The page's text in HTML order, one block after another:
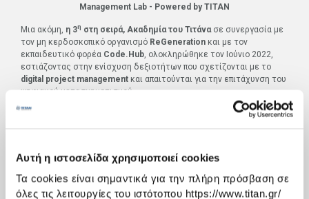
Αυτή η ιστοσελίδα χρησιμοποιεί cookies
Τα cookies είναι σημαντικά για την πλήρη πρόσβαση σε
όλες τις λειτουργίες του ιστότοπου https://www.titan.gr/
Management Lab - Powered by TITAN
Μια ακόμη, η 3η στη σειρά, Ακαδημία του Τιτάνα σε συνεργασία με
τον μη κερδοσκοπικό οργανισμό ReGeneration και με τον
εκπαιδευτικό φορέα Code.Hub , ολοκληρώθηκε τον Ιούνιο 2022,
εστιάζοντας στην ενίσχυση δεξιοτήτων που σχετίζονται με το
digital project management και απαιτούνται για την επιτάχυνση του
ψηφιακού μετασχηματισμού.
εντατικό πρόγραμμα θεωρητικής και πρακτικής
έργων, με ιδιαίτερη έμφαση σε έργα που αφορούν στον ψηφιακό
μετασχηματισμόκαι χαρακτηρίζονται από πιλοτικές δοκιμές και
υλοποιήσεις νέων ψηφιακών τεχνολογιών.